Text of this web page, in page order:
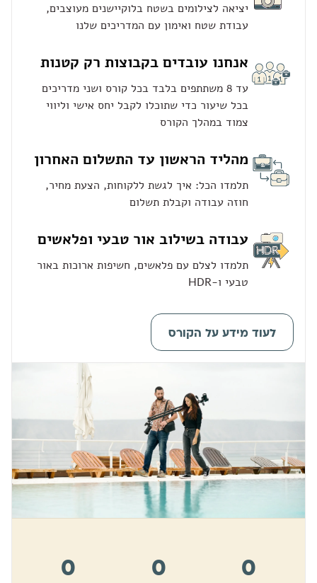
יציאה לצילומים בשטח בלוקיישנים מעוצבים,
עבודת שטח ואימון עם המדריכים שלנו
אנחנו עובדים בקבוצות רק קטנות
עד 8 משתתפים בלבד בכל קורס ושני מדריכים
בכל שיעור כדי שתוכלו לקבל יחס אישי וליווי
צמוד במהלך הקורס
מהליד הראשון עד התשלום האחרון
תלמדו הכל: איך לגשת ללקוחות, הצעת מחיר,
חוזה עבודה וקבלת תשלום
עבודה בשילוב אור טבעי ופלאשים
תלמדו לצלם עם פלאשים, חשיפות ארוכות באור
טבעי ו-HDR
לעוד מידע על הקורס
0
0
0